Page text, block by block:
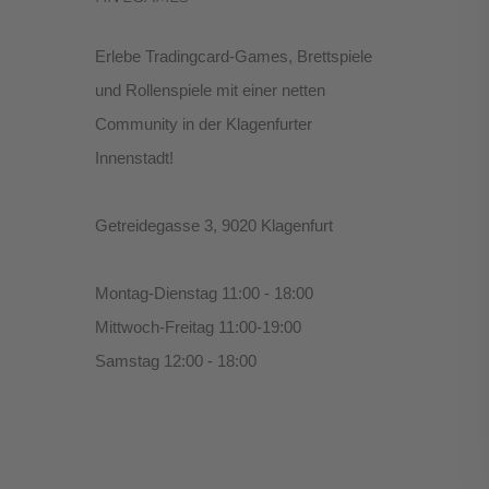
Erlebe Tradingcard-Games, Brettspiele
und Rollenspiele mit einer netten
Community in der Klagenfurter
Innenstadt!
Getreidegasse 3, 9020 Klagenfurt
Montag-Dienstag 11:00 - 18:00
Mittwoch-Freitag 11:00-19:00
Samstag 12:00 - 18:00